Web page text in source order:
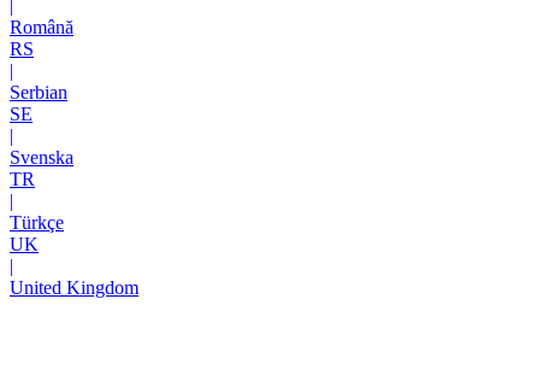
|
Română
RS
|
Serbian
SE
|
Svenska
TR
|
Türkçe
UK
|
United Kingdom